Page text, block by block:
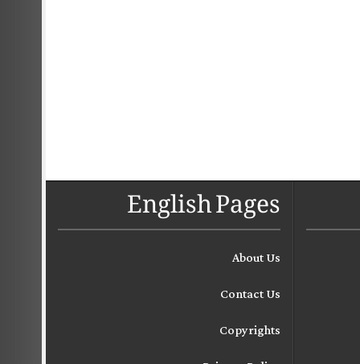
English Pages
About Us
Contact Us
Copyrights